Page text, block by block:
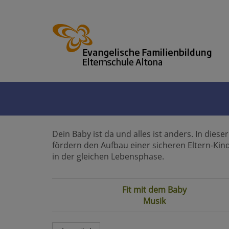
Dein Baby ist da und alles ist anders. In
fördern den Aufbau einer sicheren Eltern-
in der gleichen Lebensphase.
Fit mit dem Baby
Musik